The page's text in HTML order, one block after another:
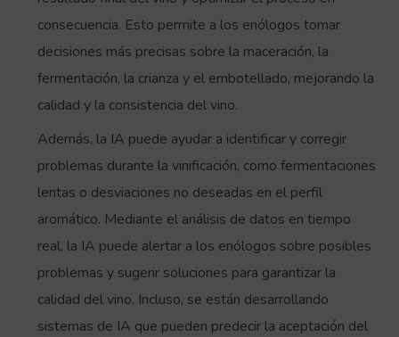
consecuencia. Esto permite a los enólogos tomar
decisiones más precisas sobre la maceración, la
fermentación, la crianza y el embotellado, mejorando la
calidad y la consistencia del vino.
Además, la IA puede ayudar a identificar y corregir
problemas durante la vinificación, como fermentaciones
lentas o desviaciones no deseadas en el perfil
aromático. Mediante el análisis de datos en tiempo
real, la IA puede alertar a los enólogos sobre posibles
problemas y sugerir soluciones para garantizar la
calidad del vino. Incluso, se están desarrollando
sistemas de IA que pueden predecir la aceptación del